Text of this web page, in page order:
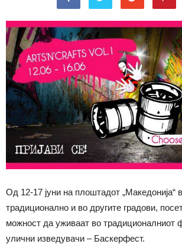
Од 12-17 јуни на плоштадот „Македонија“
традиционално и во другите градови,
можност да уживаат во традиционалниот
улични изведувачи – Баскерфест.